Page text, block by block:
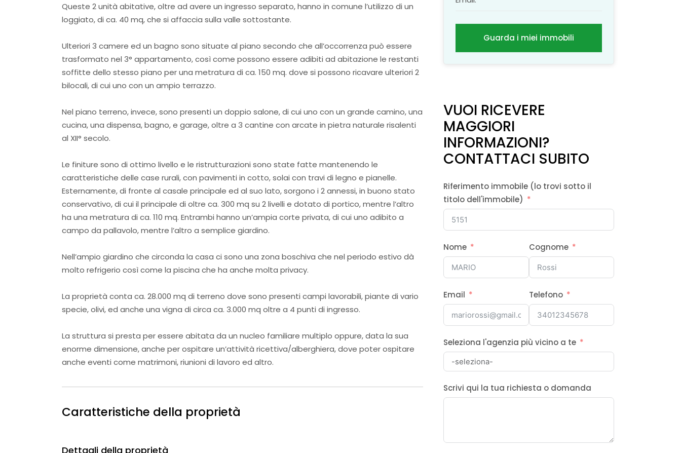
Queste 2 unità abitative, oltre ad avere un ingresso separato, hanno in comune l’utilizzo di un
loggiato, di ca. 40 mq, che si affaccia sulla valle sottostante.
Ulteriori 3 camere ed un bagno sono situate al piano secondo che all’occorrenza può essere
trasformato nel 3° appartamento, così come possono essere adibiti ad abitazione le restanti
soffitte dello stesso piano per una metratura di ca. 150 mq. dove si possono ricavare ulteriori 2
bilocali, di cui uno con un ampio terrazzo.
Nel piano terreno, invece, sono presenti un doppio salone, di cui uno con un grande camino, una
cucina, una dispensa, bagno, e garage, oltre a 3 cantine con arcate in pietra naturale risalenti
al XII° secolo.
Le finiture sono di ottimo livello e le ristrutturazioni sono state fatte mantenendo le
caratteristiche delle case rurali, con pavimenti in cotto, solai con travi di legno e pianelle.
Esternamente, di fronte al casale principale ed al suo lato, sorgono i 2 annessi, in buono stato
conservativo, di cui il principale di oltre ca. 300 mq su 2 livelli e dotato di portico, mentre l’altro
ha una metratura di ca. 110 mq. Entrambi hanno un’ampia corte privata, di cui uno adibito a
campo da pallavolo, mentre l’altro a semplice giardino.
Nell’ampio giardino che circonda la casa ci sono una zona boschiva che nel periodo estivo dà
molto refrigerio così come la piscina che ha anche molta privacy.
La proprietà conta ca. 28.000 mq di terreno dove sono presenti campi lavorabili, piante di vario
specie, olivi, ed anche una vigna di circa ca. 3.000 mq oltre a 4 punti di ingresso.
La struttura si presta per essere abitata da un nucleo familiare multiplo oppure, data la sua
enorme dimensione, anche per ospitare un’attività ricettiva/alberghiera, dove poter ospitare
anche eventi come matrimoni, riunioni di lavoro ed altro.
Caratteristiche della proprietà
Dettagli della proprietà
Guarda i miei immobili
VUOI RICEVERE
MAGGIORI
INFORMAZIONI?
CONTATTACI SUBITO
Riferimento immobile (lo trovi sotto il
titolo dell'immobile)
Nome Cognome
Email Telefono
Seleziona l'agenzia più vicino a te
Scrivi qui la tua richiesta o domanda